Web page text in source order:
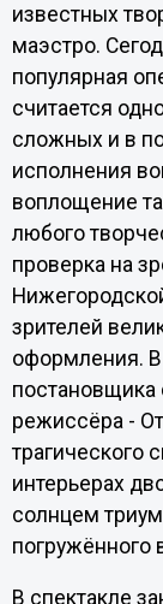
известных
маэстро.
популярная
считается
сложных и в
исполнения
воплощение
любого
проверка на
зрителей
оформления.
постановщика
режиссёра -
трагического
интерьерах
солнцем
погружённого
В спектакле